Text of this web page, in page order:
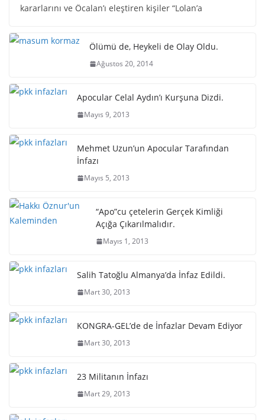
kararlarını ve Öcalan’ı eleştiren kişiler “Lolan’a
Ölümü de, Heykeli de Olay Oldu.
Ağustos 20, 2014
Apocular Celal Aydın’ı Kurşuna Dizdi.
Mayıs 9, 2013
Mehmet Uzun’un Apocular Tarafından
İnfazı
Mayıs 5, 2013
“Apo”cu çetelerin Gerçek Kimliği
Açığa Çıkarılmalıdır.
Mayıs 1, 2013
Salih Tatoğlu Almanya’da İnfaz Edildi.
Mart 30, 2013
KONGRA-GEL’de de İnfazlar Devam Ediyor
Mart 30, 2013
23 Militanın İnfazı
Mart 29, 2013